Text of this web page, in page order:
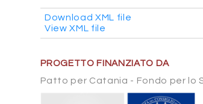
Download XML file
View XML file
PROGETTO FINANZIATO DA
Patto per Catania - Fondo per lo